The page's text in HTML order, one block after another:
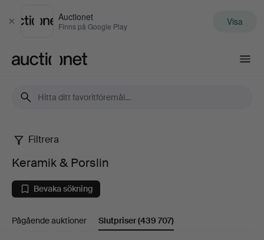
Stäng
Auctionet
Finns på Google Play Visa
Keramik
Porslin
Filtrera
Keramik & Porslin
Bevaka sökning
Pågående auktioner Slutpriser(439 707)